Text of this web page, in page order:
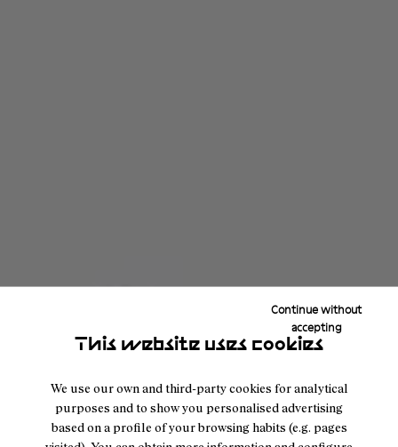
This website uses cookies
We use our own and third-party cookies for analytical
purposes and to show you personalised advertising
based on a profile of your browsing habits (e.g. pages
Continue without
accepting